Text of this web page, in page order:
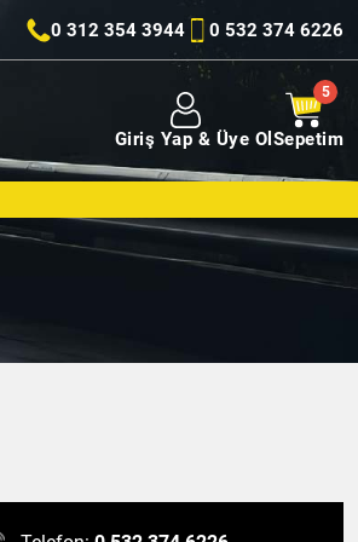
0 312 354 3944 0 532 374 6226
Giriş Yap & Üye Ol Sepetim